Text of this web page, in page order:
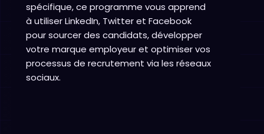
spécifique, ce programme vous apprend
à utiliser LinkedIn, Twitter et Facebook
pour sourcer des candidats, développer
votre marque employeur et optimiser vos
processus de recrutement via les réseaux
sociaux.